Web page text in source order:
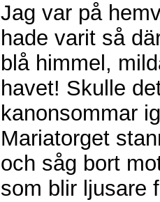
Jag var på
hade varit så
blå himmel,
havet! Skulle
kanonsommar
Mariatorget
och såg bort
som blir